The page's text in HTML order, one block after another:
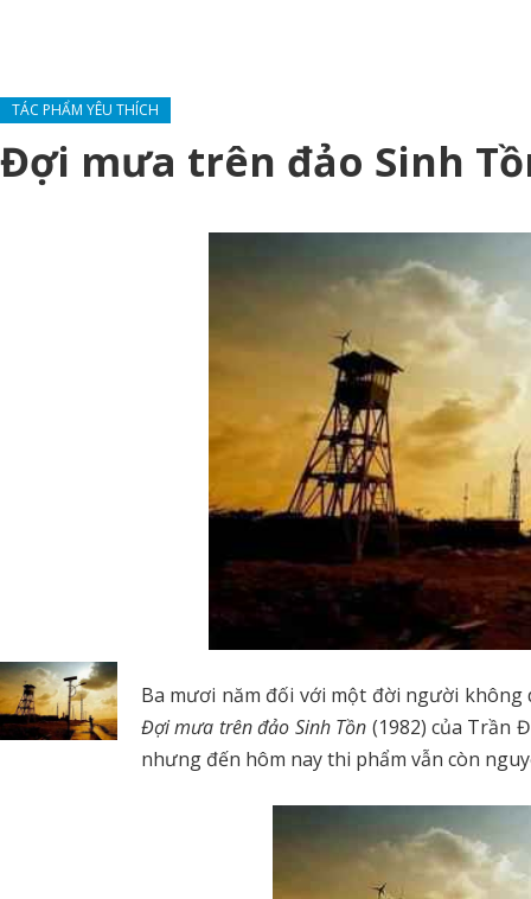
TÁC PHẨM YÊU THÍCH
Đợi mưa trên đảo Sinh
Ba mươi năm đối với một đời người
Đợi mưa trên đảo Sinh Tồn (1982) của Trần
nhưng đến hôm nay thi phẩm vẫn còn